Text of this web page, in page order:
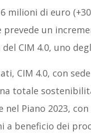
milioni di euro
prevede un
CIM 4.0, uno
CIM 4.0, con
totale
Piano 2023,
a beneficio dei